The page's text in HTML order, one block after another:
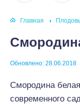
Главная
Обновлено: 28.06.2018
Смородина
современного